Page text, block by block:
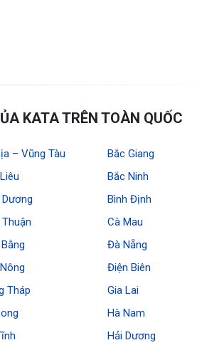
KATA TRÊN TOÀN QUỐC
– Vũng Tàu
Bắc Giang
Bắc Ninh
Bình Định
Cà Mau
Đà Nẵng
Điện Biên
Tháp
Gia Lai
Hà Nam
Hải Dương